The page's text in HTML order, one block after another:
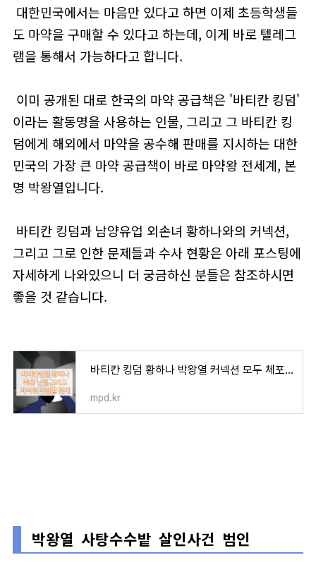
대한민국에서는 마음만 있다고 하면 이제 초등학생들
도 마약을 구매할 수 있다고 하는데, 이게 바로 텔레그
램을 통해서 가능하다고 합니다.
이미 공개된 대로 한국의 마약 공급책은 '바티칸 킹덤'
이라는 활동명을 사용하는 인물, 그리고 그 바티칸 킹
덤에게 해외에서 마약을 공수해 판매를 지시하는 대한
민국의 가장 큰 마약 공급책이 바로 마약왕 전세계, 본
명 박왕열입니다.
바티칸 킹덤과 남양유업 외손녀 황하나와의 커넥션,
그리고 그로 인한 문제들과 수사 현황은 아래 포스팅에
자세하게 나와있으니 더 궁금하신 분들은 참조하시면
좋을 것 같습니다.
바티칸 킹덤 황하나 박왕열 커넥션 모두 체포 황하나 남편 오세용 죽음의 원인 밝혀지나
mpd.kr
박왕열 사탕수수밭 살인사건 범인